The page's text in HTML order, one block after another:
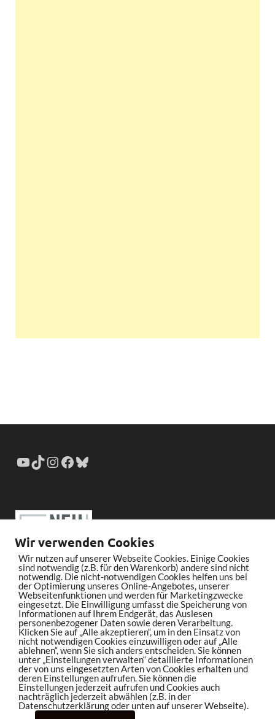
Wir verwenden Cookies
Wir nutzen auf unserer Webseite Cookies. Einige Cookies
sind notwendig (z.B. für den Warenkorb) andere sind nicht
notwendig. Die nicht-notwendigen Cookies helfen uns bei
der Optimierung unseres Online-Angebotes, unserer
Webseitenfunktionen und werden für Marketingzwecke
eingesetzt. Die Einwilligung umfasst die Speicherung von
Informationen auf Ihrem Endgerät, das Auslesen
personenbezogener Daten sowie deren Verarbeitung.
Klicken Sie auf „Alle akzeptieren“, um in den Einsatz von
nicht notwendigen Cookies einzuwilligen oder auf „Alle
ablehnen“, wenn Sie sich anders entscheiden. Sie können
unter „Einstellungen verwalten“ detaillierte Informationen
der von uns eingesetzten Arten von Cookies erhalten und
deren Einstellungen aufrufen. Sie können die
Einstellungen jederzeit aufrufen und Cookies auch
nachträglich jederzeit abwählen (z.B. in der
Datenschutzerklärung oder unten auf unserer Webseite).